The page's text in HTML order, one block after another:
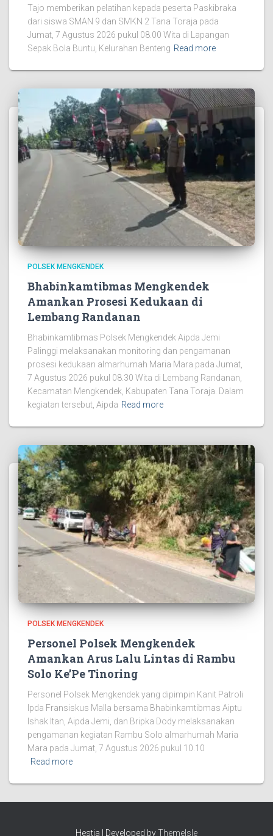
Tajo memberikan pelatihan kepada peserta Paskibraka
dari siswa SMAN 9 dan SMKN 2 Tana Toraja pada
Jumat, 7 Agustus 2026 pukul 08.00 Wita di Lapangan
Sepak Bola Buntu, Kelurahan Benteng Read more
POLSEK MENGKENDEK
Bhabinkamtibmas Mengkendek
Amankan Prosesi Kedukaan di
Lembang Randanan
Bhabinkamtibmas Polsek Mengkendek Aipda Jemi
Palinggi melaksanakan monitoring dan pengamanan
prosesi kedukaan almarhumah Maria Mara pada Jumat,
7 Agustus 2026 pukul 08.30 Wita di Lembang Randanan,
Kecamatan Mengkendek, Kabupaten Tana Toraja. Dalam
kegiatan tersebut, Aipda Read more
POLSEK MENGKENDEK
Personel Polsek Mengkendek
Amankan Arus Lalu Lintas di Rambu
Solo Ke’Pe Tinoring
Personel Polsek Mengkendek yang dipimpin Kanit Patroli
Ipda Fransiskus Malla bersama Bhabinkamtibmas Aiptu
Ishak Itan, Aipda Jemi, dan Bripka Dody melaksanakan
pengamanan kegiatan Rambu Solo almarhumah Maria
Mara pada Jumat, 7 Agustus 2026 pukul 10.10
Read more
Hestia | Developed byThemeIsle